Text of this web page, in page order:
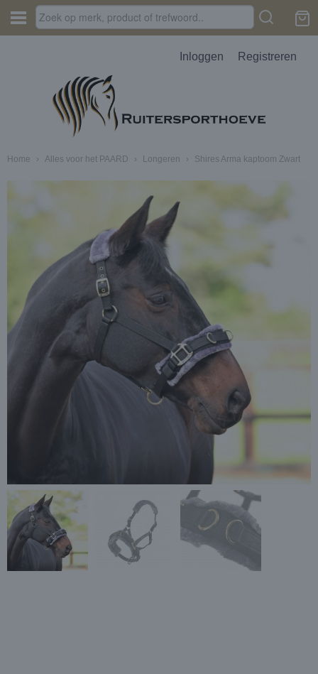
Inloggen Registreren
Home › Alles voor het PAARD › Longeren › Shires Arma kaptoom Zwart